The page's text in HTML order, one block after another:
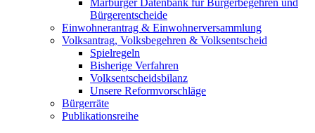
Marburger Datenbank für Bürgerbegehren und
Bürgerentscheide
Einwohnerantrag & Einwohnerversammlung
Volksantrag, Volksbegehren & Volksentscheid
Spielregeln
Bisherige Verfahren
Volksentscheidsbilanz
Unsere Reformvorschläge
Bürgerräte
Publikationsreihe